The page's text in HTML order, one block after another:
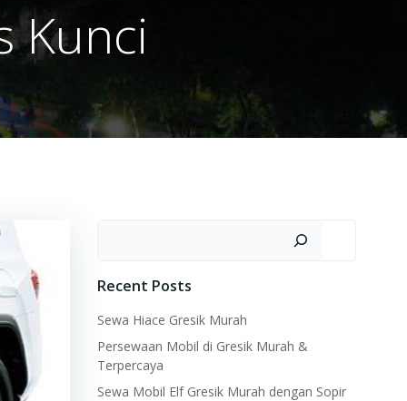
Kunci
Recent Posts
Sewa Hiace Gresik Murah
Persewaan Mobil di Gresik Murah &
Terpercaya
Sewa Mobil Elf Gresik Murah dengan Sopir